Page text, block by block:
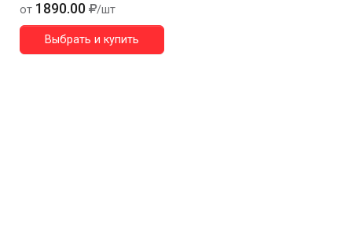
от 1890.00 /шт
Выбрать и купить